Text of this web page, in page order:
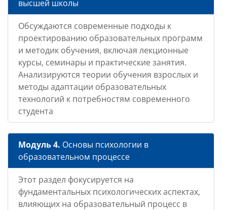
высшей школы
Обсуждаются современные подходы к
проектированию образовательных программ
и методик обучения, включая лекционные
курсы, семинары и практические занятия.
Анализируются теории обучения взрослых и
методы адаптации образовательных
технологий к потребностям современного
студента
Модуль 4. Основы психологии в
образовательном процессе
Этот раздел фокусируется на
фундаментальных психологических аспектах,
влияющих на образовательный процесс в